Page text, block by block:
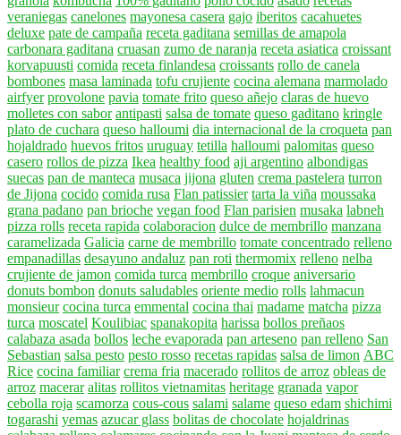
veraniegas canelones mayonesa casera gajo iberitos cacahuetes
deluxe pate de campaña receta gaditana semillas de amapola
carbonara gaditana cruasan zumo de naranja receta asiatica croissant
korvapuusti comida receta finlandesa croissants rollo de canela
bombones masa laminada tofu crujiente cocina alemana marmolado
airfyer provolone pavia tomate frito queso añejo claras de huevo
molletes con sabor antipasti salsa de tomate queso gaditano kringle
plato de cuchara queso halloumi dia internacional de la croqueta pan
hojaldrado huevos fritos uruguay tetilla halloumi palomitas queso
casero rollos de pizza Ikea healthy food aji argentino albondigas
suecas pan de manteca musaca jijona gluten crema pastelera turron
de Jijona cocido comida rusa Flan patissier tarta la viña moussaka
grana padano pan brioche vegan food Flan parisien musaka labneh
pizza rolls receta rapida colaboracion dulce de membrillo manzana
caramelizada Galicia carne de membrillo tomate concentrado relleno
empanadillas desayuno andaluz pan roti thermomix relleno nelba
crujiente de jamon comida turca membrillo croque aniversario
donuts bombon donuts saludables oriente medio rolls lahmacun
monsieur cocina turca emmental cocina thai madame matcha pizza
turca moscatel Koulibiac spanakopita harissa bollos preñaos
calabaza asada bollos leche evaporada pan arteseno pan relleno San
Sebastian salsa pesto pesto rosso recetas rapidas salsa de limon ABC
Rice cocina familiar crema fria macerado rollitos de arroz obleas de
arroz macerar alitas rollitos vietnamitas heritage granada vapor
cebolla roja scamorza cous-cous salami salame queso edam shichimi
togarashi yemas azucar glass bolitas de chocolate hojaldrinas